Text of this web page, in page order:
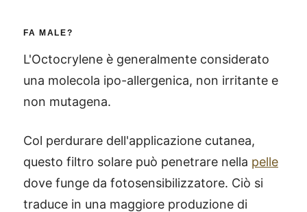
FA MALE?
L'Octocrylene è generalmente considerato
una molecola ipo-allergenica, non irritante e
non mutagena.
Col perdurare dell'applicazione cutanea,
questo filtro solare può penetrare nella pelle
dove funge da fotosensibilizzatore. Ciò si
traduce in una maggiore produzione di